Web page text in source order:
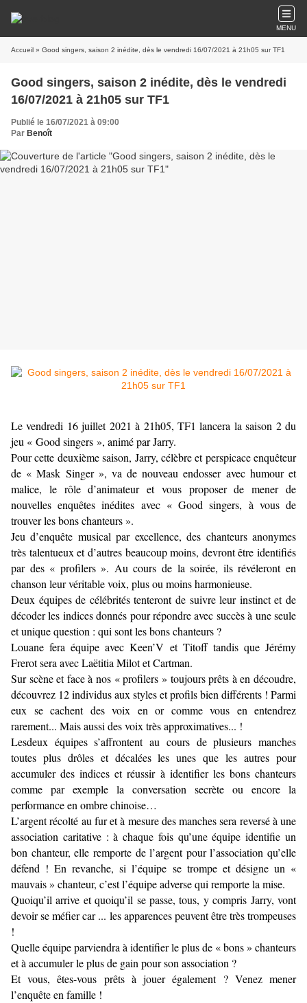
MENU
Accueil » Good singers, saison 2 inédite, dès le vendredi 16/07/2021 à 21h05 sur TF1
Good singers, saison 2 inédite, dès le vendredi
16/07/2021 à 21h05 sur TF1
Publié le 16/07/2021 à 09:00
Par Benoît
Le vendredi 16 juillet 2021 à 21h05, TF1 lancera la saison 2 du
jeu « Good singers », animé par Jarry.
Pour cette deuxième saison, Jarry, célèbre et perspicace enquêteur
de « Mask Singer », va de nouveau endosser avec humour et
malice, le rôle d’animateur et vous proposer de mener de
nouvelles enquêtes inédites avec « Good singers, à vous de
trouver les bons chanteurs ».
Jeu d’enquête musical par excellence, des chanteurs anonymes
très talentueux et d’autres beaucoup moins, devront être identifiés
par des « profilers ». Au cours de la soirée, ils révéleront en
chanson leur véritable voix, plus ou moins harmonieuse.
Deux équipes de célébrités tenteront de suivre leur instinct et de
décoder les indices donnés pour répondre avec succès à une seule
et unique question : qui sont les bons chanteurs ?
Louane fera équipe avec Keen’V et Titoff tandis que Jérémy
Frerot sera avec Laëtitia Milot et Cartman.
Sur scène et face à nos « profilers » toujours prêts à en découdre,
découvrez 12 individus aux styles et profils bien différents ! Parmi
eux se cachent des voix en or comme vous en entendrez
rarement... Mais aussi des voix très approximatives... !
Lesdeux équipes s’affrontent au cours de plusieurs manches
toutes plus drôles et décalées les unes que les autres pour
accumuler des indices et réussir à identifier les bons chanteurs
comme par exemple la conversation secrète ou encore la
performance en ombre chinoise…
L’argent récolté au fur et à mesure des manches sera reversé à une
association caritative : à chaque fois qu’une équipe identifie un
bon chanteur, elle remporte de l’argent pour l’association qu’elle
défend ! En revanche, si l’équipe se trompe et désigne un «
mauvais » chanteur, c’est l’équipe adverse qui remporte la mise.
Quoiqu’il arrive et quoiqu’il se passe, tous, y compris Jarry, vont
devoir se méfier car ... les apparences peuvent être très trompeuses
!
Quelle équipe parviendra à identifier le plus de « bons » chanteurs
et à accumuler le plus de gain pour son association ?
Et vous, êtes-vous prêts à jouer également ? Venez mener
l’enquête en famille !